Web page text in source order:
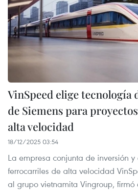
VinSpeed elige tecnología
de Siemens para
alta velocidad
18/12/2025 03:54
La empresa conjunta de inversión
ferrocarriles de alta velocidad
al grupo vietnamita Vingroup, firmó